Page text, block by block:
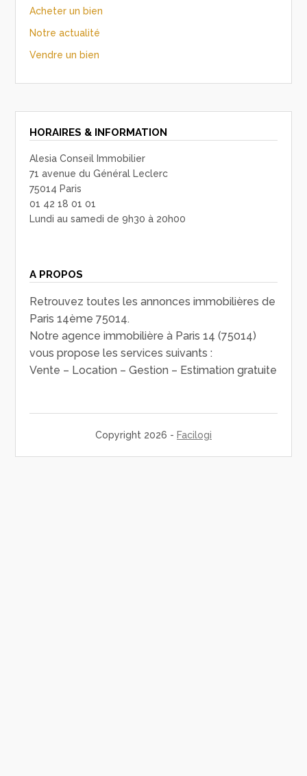
Acheter un bien
Notre actualité
Vendre un bien
HORAIRES & INFORMATION
Alesia Conseil Immobilier
71 avenue du Général Leclerc
75014 Paris
01 42 18 01 01
Lundi au samedi de 9h30 à 20h00
A PROPOS
Retrouvez toutes les annonces immobilières de
Paris 14ème 75014.
Notre agence immobilière à Paris 14 (75014)
vous propose les services suivants :
Vente – Location – Gestion – Estimation gratuite
Copyright 2026 - Facilogi